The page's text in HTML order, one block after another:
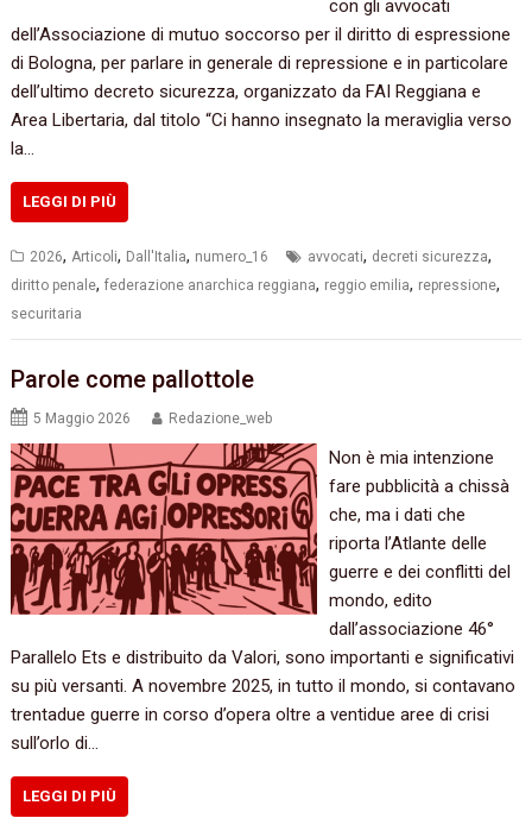
con gli avvocati
dell’Associazione di mutuo soccorso per il diritto di espressione
di Bologna, per parlare in generale di repressione e in particolare
dell’ultimo decreto sicurezza, organizzato da FAI Reggiana e
Area Libertaria, dal titolo “Ci hanno insegnato la meraviglia verso
la…
LEGGI DI PIÙ
2026,Articoli, Dall'Italia, numero_16 avvocati, decreti sicurezza,
diritto penale,federazione anarchica reggiana, reggio emilia, repressione,
securitaria
Parole come pallottole
5 Maggio 2026 Redazione_web
Non è mia intenzione
fare pubblicità a chissà
che, ma i dati che
riporta l’Atlante delle
guerre e dei conflitti del
mondo, edito
dall’associazione 46°
Parallelo Ets e distribuito da Valori, sono importanti e significativi
su più versanti. A novembre 2025, in tutto il mondo, si contavano
trentadue guerre in corso d’opera oltre a ventidue aree di crisi
sull’orlo di…
LEGGI DI PIÙ